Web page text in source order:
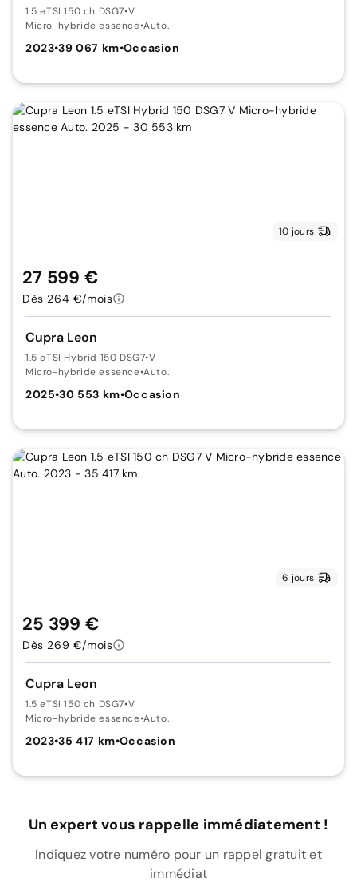
1.5 eTSI 150 ch DSG7•V
Micro-hybride essence•Auto.
2023•39 067 km•Occasion
10 jours
Cupra Leon
1.5 eTSI Hybrid 150 DSG7•V
Micro-hybride essence•Auto.
2025•30 553 km•Occasion
27 599 €
Dès 264 €/mois
6 jours
Cupra Leon
1.5 eTSI 150 ch DSG7•V
Micro-hybride essence•Auto.
2023•35 417 km•Occasion
25 399 €
Dès 269 €/mois
Un expert vous rappelle immédiatement !
Indiquez votre numéro pour un rappel gratuit et
immédiat